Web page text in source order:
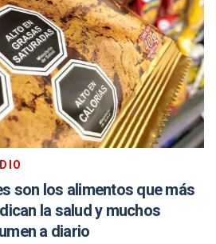
son los alimentos que más
la salud y muchos
a diario